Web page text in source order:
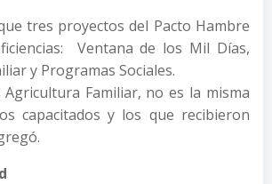
tres proyectos del Pacto Hambre
Ventana de los Mil Días,
y Programas Sociales.
Agricultura Familiar, no es la misma
capacitados y los que recibieron